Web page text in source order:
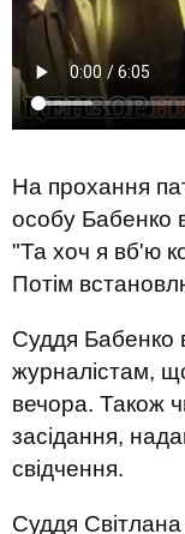
На прохання
особу Бабенко
"Та хоч я вб'ю
Потім
Суддя Бабенко
журналістам,
вечора. Також
засідання,
свідчення.
Суддя